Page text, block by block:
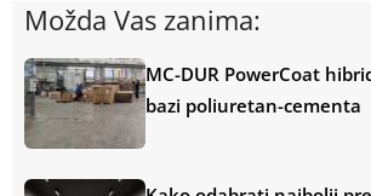
Možda Vas zanima:
MC-DUR PowerCoat
bazi poliuretan-cementa